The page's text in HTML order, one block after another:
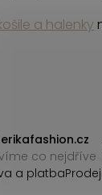
a halenky
erikafashion.cz
co nejdříve
a platba